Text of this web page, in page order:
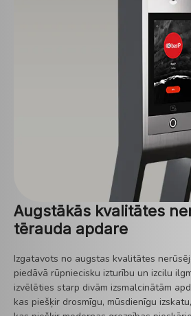
Augstākās kvalitātes
tērauda apdare
Izgatavots no augstas kvalitātes
piedāvā rūpniecisku izturību un izcilu
izvēlēties starp divām izsmalcinātām
kas piešķir drosmīgu, mūsdienīgu